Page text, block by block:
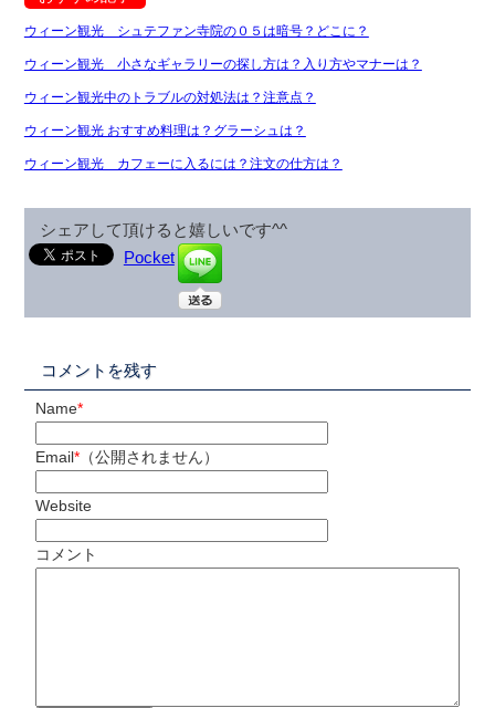
ウィーン観光 シュテファン寺院の０５は暗号？どこに？
ウィーン観光 小さなギャラリーの探し方は？入り方やマナーは？
ウィーン観光中のトラブルの対処法は？注意点？
ウィーン観光 おすすめ料理は？グラーシュは？
ウィーン観光 カフェーに入るには？注文の仕方は？
シェアして頂けると嬉しいです^^
Pocket
コメントを残す
Name*
Email*（公開されません）
Website
コメント